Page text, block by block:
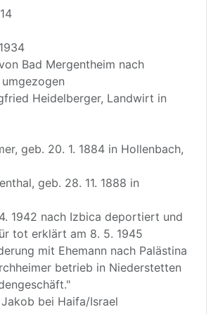
Bad Mergentheim nach
Heidelberger, Landwirt in
geb. 20. 1. 1884 in Hollenbach,
geb. 28. 11. 1888 in
1942 nach Izbica deportiert und
tot erklärt am 8. 5. 1945
mit Ehemann nach Palästina
betrieb in Niederstetten
bei Haifa/Israel